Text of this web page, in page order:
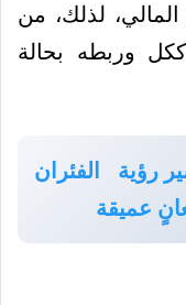
لذلك، من
وربطه بحالة
رؤية الفئران
عميقة